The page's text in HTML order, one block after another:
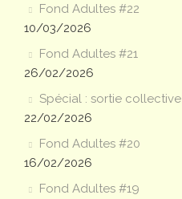
Fond Adultes #22
10/03/2026
Fond Adultes #21
26/02/2026
Spécial : sortie collective
22/02/2026
Fond Adultes #20
16/02/2026
Fond Adultes #19